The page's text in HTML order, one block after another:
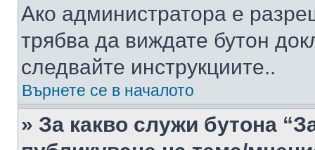
Ако администратора е
трябва да виждате бутон
следвайте инструкциите..
Върнете се в началото
» За какво служи бутона